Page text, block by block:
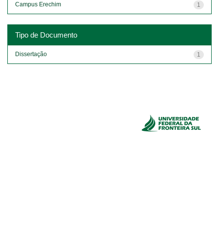
1
Campus Erechim
Tipo de Documento
1
Dissertação